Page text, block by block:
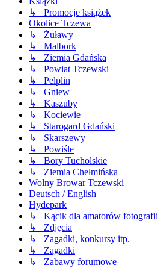
↳ Promocje książek
Okolice Tczewa
↳ Żuławy
↳ Malbork
↳ Ziemia Gdańska
↳ Powiat Tczewski
↳ Pelplin
↳ Gniew
↳ Kaszuby
↳ Kociewie
↳ Starogard Gdański
↳ Skarszewy
↳ Powiśle
↳ Bory Tucholskie
↳ Ziemia Chełmińska
Wolny Browar Tczewski
Deutsch / English
Hydepark
↳ Kącik dla amatorów fotografii
↳ Zdjęcia
↳ Zagadki, konkursy itp.
↳ Zagadki
↳ Zabawy forumowe